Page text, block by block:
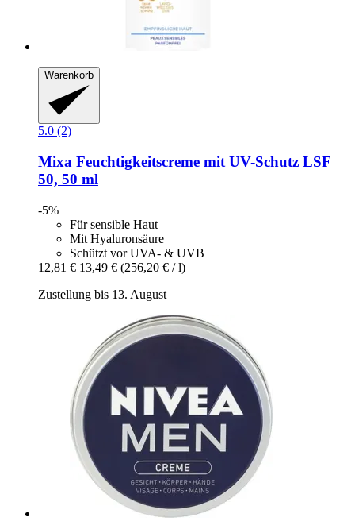
Warenkorb
5.0 (2)
Mixa Feuchtigkeitscreme mit UV-​Schutz LSF
50, 50 ml
-5%
Für sensible Haut
Mit Hyaluronsäure
Schützt vor UVA- & UVB
12,81 € 13,49 € (256,20 € / l)
Zustellung bis 13. August